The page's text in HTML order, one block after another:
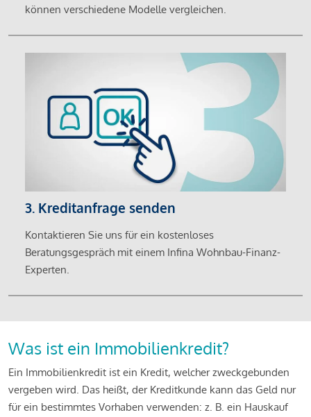
können verschiedene Modelle vergleichen.
3. Kreditanfrage senden
Kontaktieren Sie uns für ein kostenloses
Beratungsgespräch mit einem Infina Wohnbau-Finanz-
Experten.
Was ist ein Immobilienkredit?
Ein Immobilienkredit ist ein Kredit, welcher zweckgebunden
vergeben wird. Das heißt, der Kreditkunde kann das Geld nur
für ein bestimmtes Vorhaben verwenden: z. B. ein Hauskauf